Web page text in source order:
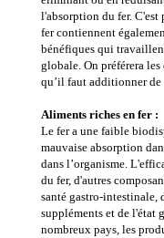
l'absorption du fer. C'est
fer contiennent
bénéfiques qui
globale. On préférera les
qu’il faut additionner
Aliments riches en fer :
Le fer a une faible
mauvaise absorption
dans l’organisme.
du fer, d'autres
santé gastro-intestinale,
suppléments et de l'état
nombreux pays, les